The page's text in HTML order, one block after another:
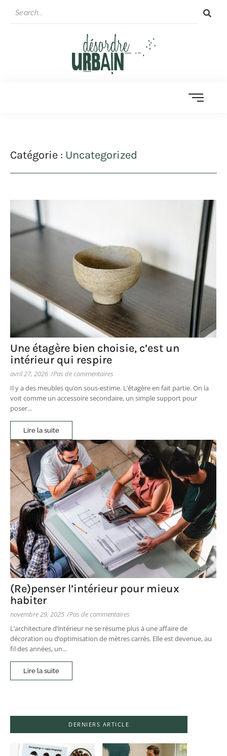
Catégorie : Uncategorized
Une étagère bien choisie, c’est un
intérieur qui respire
avril 27, 2026 /Pas de commentaires
Il y a des meubles qu’on sous-estime. L’étagère en fait partie. On la
voit comme un accessoire secondaire, un simple support pour
poser...
Lire la suite
(Re)penser l’intérieur pour mieux
habiter
novembre 29, 2025 /Pas de commentaires
L’architecture d’intérieur ne se résume plus à une affaire de
décoration ou d’optimisation de mètres carrés. Elle est devenue, au
fil des années, un...
Lire la suite
DERNIERS ARTICLE